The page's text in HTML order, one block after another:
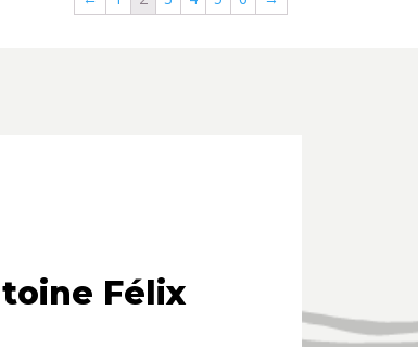
Félix